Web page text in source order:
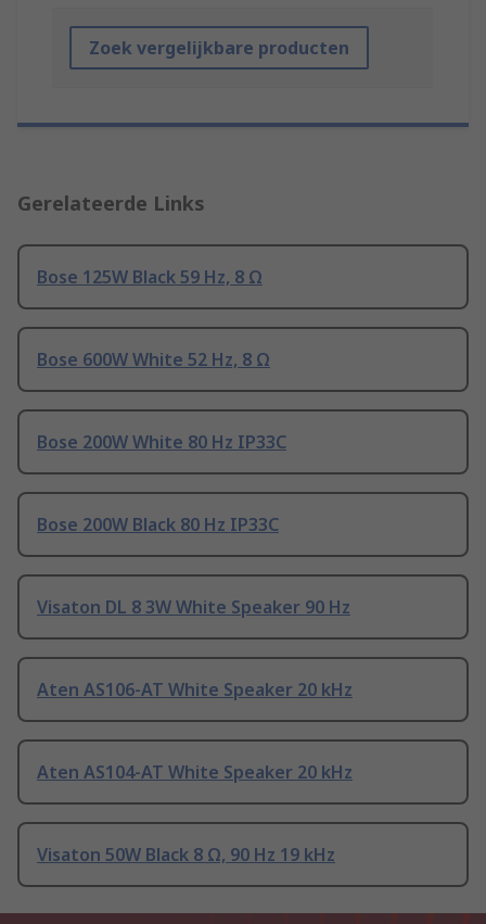
Zoek vergelijkbare producten
Gerelateerde Links
Bose 125W Black 59 Hz, 8 Ω
Bose 600W White 52 Hz, 8 Ω
Bose 200W White 80 Hz IP33C
Bose 200W Black 80 Hz IP33C
Visaton DL 8 3W White Speaker 90 Hz
Aten AS106-AT White Speaker 20 kHz
Aten AS104-AT White Speaker 20 kHz
Visaton 50W Black 8 Ω, 90 Hz 19 kHz